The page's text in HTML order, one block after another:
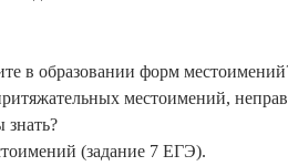
в образовании форм
местоимений,
(задание 7 ЕГЭ).